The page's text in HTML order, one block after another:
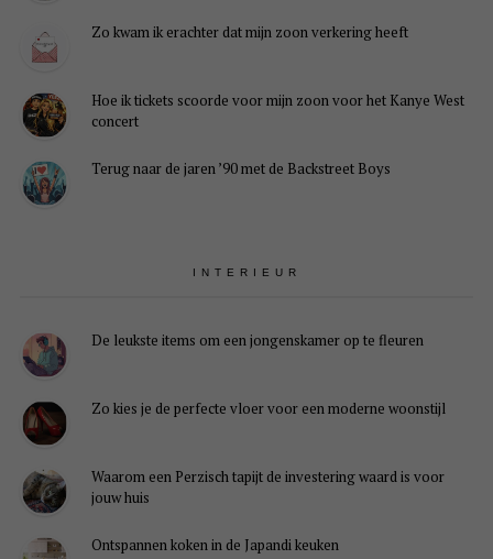
Zo kwam ik erachter dat mijn zoon verkering heeft
Hoe ik tickets scoorde voor mijn zoon voor het Kanye West
concert
Terug naar de jaren ’90 met de Backstreet Boys
INTERIEUR
De leukste items om een jongenskamer op te fleuren
Zo kies je de perfecte vloer voor een moderne woonstijl
Waarom een Perzisch tapijt de investering waard is voor
jouw huis
Ontspannen koken in de Japandi keuken